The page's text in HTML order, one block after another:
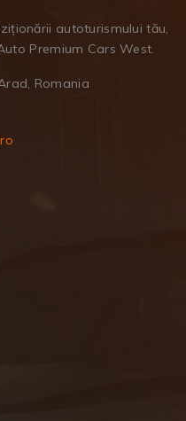
autoturismului tău,
Premium Cars West.
Romania